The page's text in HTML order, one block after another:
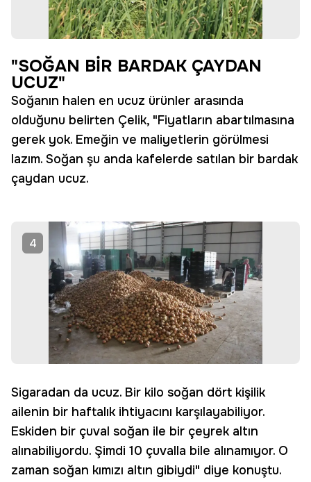
"SOĞAN BİR BARDAK ÇAYDAN
UCUZ"
Soğanın halen en ucuz ürünler arasında
olduğunu belirten Çelik, "Fiyatların abartılmasına
gerek yok. Emeğin ve maliyetlerin görülmesi
lazım. Soğan şu anda kafelerde satılan bir bardak
çaydan ucuz.
4
Sigaradan da ucuz. Bir kilo soğan dört kişilik
ailenin bir haftalık ihtiyacını karşılayabiliyor.
Eskiden bir çuval soğan ile bir çeyrek altın
alınabiliyordu. Şimdi 10 çuvalla bile alınamıyor. O
zaman soğan kımızı altın gibiydi" diye konuştu.